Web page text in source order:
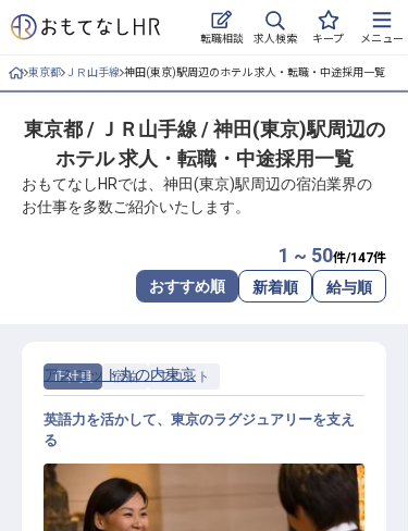
転職相談 求人検索 キープ メニュー
ログイン
求人・施設を探す
キープした求人
おもてなしHRについて
よくある質問
ホテル・宿泊業界情報コラム
無料 転職サポートに申し込む
東京都 ＪＲ山手線 神田(東京)駅周辺のホテル 求人・転職・中途採用一覧
東京都 / ＪＲ山手線 / 神田(東京)駅周辺の
ホテル 求人・転職・中途採用一覧
おもてなしHRでは、神田(東京)駅周辺の宿泊業界の
お仕事を多数ご紹介いたします。
1 ~ 50件/147件
おすすめ順 新着順 給与順
正社員 宿泊 フロント
アスコット丸の内東京
英語力を活かして、東京のラグジュアリーを支え
る